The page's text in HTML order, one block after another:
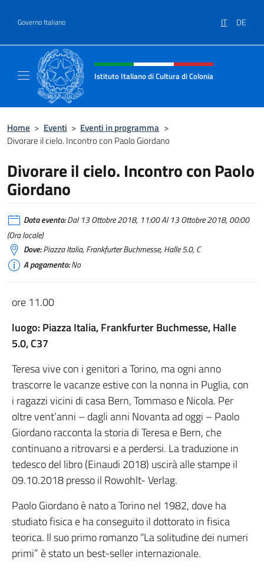
Governo Italiano IT DE
Intestazione sito, social e menù
Istituto Italiano di Cultura di Colonia
Home > Eventi > Eventi in programma >
Divorare il cielo. Incontro con Paolo Giordano
Divorare il cielo. Incontro con Paolo
Giordano
Data evento:Dal 13 Ottobre 2018, 11:00 Al 13 Ottobre 2018, 00:00
(Ora locale)
Dove:Piazza Italia, Frankfurter Buchmesse, Halle 5.0, C
A pagamento:No
ore 11.00
luogo: Piazza Italia, Frankfurter Buchmesse, Halle
5.0, C37
Teresa vive con i genitori a Torino, ma ogni anno
trascorre le vacanze estive con la nonna in Puglia, con
i ragazzi vicini di casa Bern, Tommaso e Nicola. Per
oltre vent’anni – dagli anni Novanta ad oggi – Paolo
Giordano racconta la storia di Teresa e Bern, che
continuano a ritrovarsi e a perdersi. La traduzione in
tedesco del libro (Einaudi 2018) uscirà alle stampe il
09.10.2018 presso il Rowohlt- Verlag.
Paolo Giordano è nato a Torino nel 1982, dove ha
studiato fisica e ha conseguito il dottorato in fisica
teorica. Il suo primo romanzo “La solitudine dei numeri
primi” è stato un best-seller internazionale.